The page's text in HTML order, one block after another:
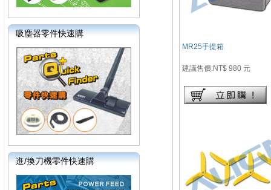
吸塵器零件快速購
進/換刀機零件快速購
MR25手提箱
建議售價:NT$ 980 元